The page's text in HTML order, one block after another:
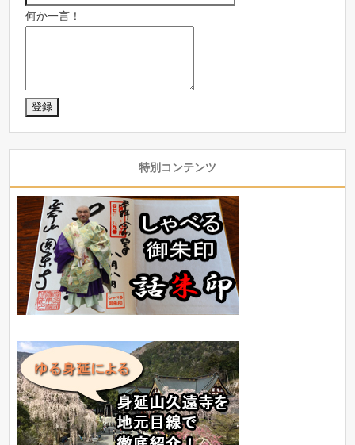
何か一言！
特別コンテンツ